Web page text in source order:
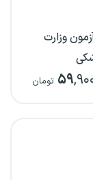
وزارت
۵۹ تومان